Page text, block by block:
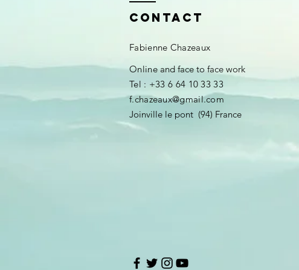
Contact
Fabienne Chazeaux
​Onlineand face to face work
Tel : +33 6 64 10 33 33
f.chazeaux@gmail.com
Joinville le pont (94) France